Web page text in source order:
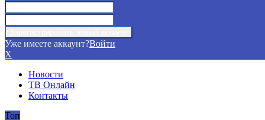
Уже имеете аккаунт?Войти
X
Новости
ТВ Онлайн
Контакты
Топ